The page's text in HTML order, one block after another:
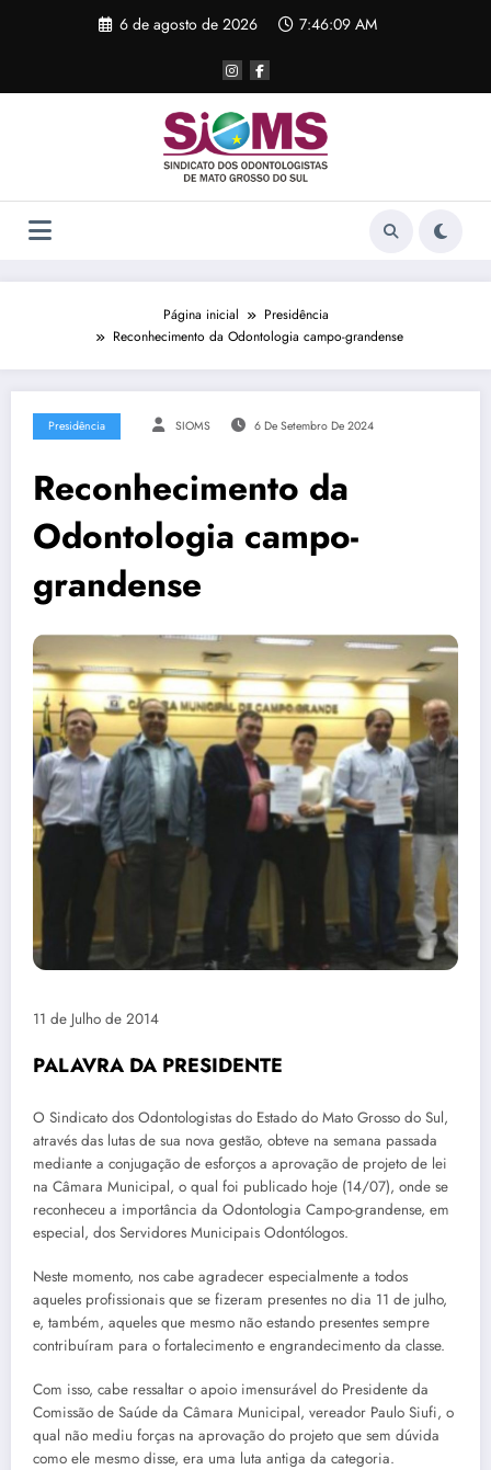
6 de agosto de 2026 7:46:09 AM
Página inicial
Presidência
Reconhecimento da Odontologia campo-grandense
Presidência SIOMS 6 De Setembro De 2024
Reconhecimento da
Odontologia campo-
grandense
11 de Julho de 2014
PALAVRA DA PRESIDENTE
O Sindicato dos Odontologistas do Estado do Mato Grosso do Sul,
através das lutas de sua nova gestão, obteve na semana passada
mediante a conjugação de esforços a aprovação de projeto de lei
na Câmara Municipal, o qual foi publicado hoje (14/07), onde se
reconheceu a importância da Odontologia Campo-grandense, em
especial, dos Servidores Municipais Odontólogos.
Neste momento, nos cabe agradecer especialmente a todos
aqueles profissionais que se fizeram presentes no dia 11 de julho,
e, também, aqueles que mesmo não estando presentes sempre
contribuíram para o fortalecimento e engrandecimento da classe.
Com isso, cabe ressaltar o apoio imensurável do Presidente da
Comissão de Saúde da Câmara Municipal, vereador Paulo Siufi, o
qual não mediu forças na aprovação do projeto que sem dúvida
como ele mesmo disse, era uma luta antiga da categoria.